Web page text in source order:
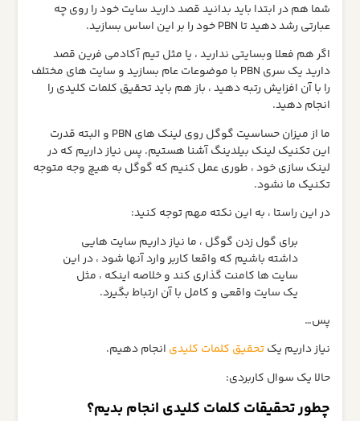
شما هم در ابتدا باید بدانید قصد دارید سایت خود را روی چه
عبارتی رشد دهید تا PBN خود را بر این اساس بسازید.
اگر هم فعلا وبسایتی ندارید ، یا مثل تیم آکادمی فرین قصد
دارید یک سری PBN با موضوعات عام بسازید و سایت های مختلف
را با آن افزایش رتبه دهید ، باز هم باید تحقیق کلمات کلیدی را
انجام دهید.
ما از میزان حساسیت گوگل روی لینک های PBN و البته قدرت
این تکنیک لینک بیلدینگ آشنا هستیم. پس نیاز داریم که در
لینک سازی خود ، طوری عمل کنیم که گوگل به هیچ وجه متوجه
تکنیک ما نشود.
در این راستا ، به این نکته مهم توجه کنید:
برای گول زدن گوگل ، ما نیاز داریم سایت هایی
داشته باشیم که واقعا کاربر وارد آنها شود ، در این
سایت ها کامنت گذاری کند و خلاصه اینکه ، مثل
یک سایت واقعی و کامل با آن ارتباط بگیرد.
پس…
نیاز داریم یکتحقیق کلمات کلیدی انجام دهیم.
حالا یک سوال کاربردی:
چطور تحقیقات کلمات کلیدی انجام بدیم؟